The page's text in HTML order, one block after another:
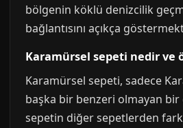
bölgenin köklü denizcilik
bağlantısını açıkça
Karamürsel sepeti nedir ve
Karamürsel sepeti, sadece
başka bir benzeri olmayan bir
sepetin diğer sepetlerden